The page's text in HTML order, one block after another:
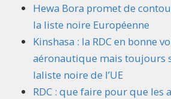
Hewa Bora promet de
la liste noire Européenne
Kinshasa : la RDC en bonne
aéronautique mais toujours
laliste noire de l’UE
RDC : que faire pour que les